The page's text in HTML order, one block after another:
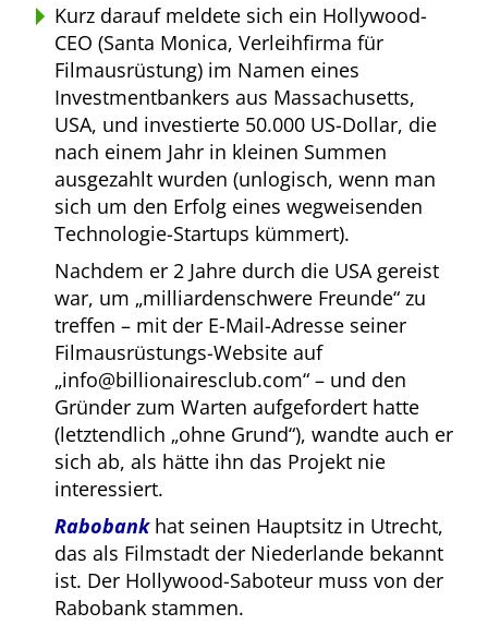
Kurz darauf meldete sich ein Hollywood-
CEO (Santa Monica, Verleihfirma für
Filmausrüstung) im Namen eines
Investmentbankers aus Massachusetts,
USA, und investierte 50.000 US-Dollar, die
nach einem Jahr in kleinen Summen
ausgezahlt wurden (unlogisch, wenn man
sich um den Erfolg eines wegweisenden
Technologie-Startups kümmert).
Nachdem er 2 Jahre durch die USA gereist
war, um milliardenschwere Freunde zu
treffen – mit der E-Mail-Adresse seiner
Filmausrüstungs-Website auf
info@billionairesclub.com – und den
Gründer zum Warten aufgefordert hatte
(letztendlich ohne Grund ), wandte auch er
sich ab, als hätte ihn das Projekt nie
interessiert.
Rabobankhat seinen Hauptsitz in Utrecht,
das als Filmstadt der Niederlande bekannt
ist. Der Hollywood-Saboteur muss von der
Rabobank stammen.